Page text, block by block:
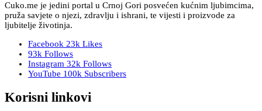
Cuko.me je jedini portal u Crnoj Gori posvećen kućnim ljubimcima,
pruža savjete o njezi, zdravlju i ishrani, te vijesti i proizvode za
ljubitelje životinja.
Facebook 23k Likes
93k Follows
Instagram 32k Follows
YouTube 100k Subscribers
Korisni linkovi